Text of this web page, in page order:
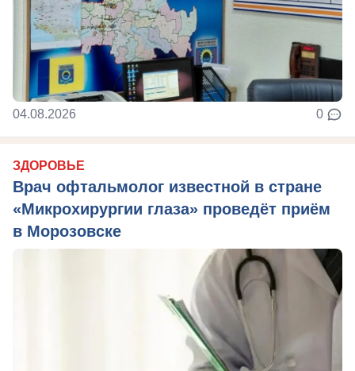
04.08.2026 0
ЗДОРОВЬЕ
Врач офтальмолог известной в стране
«Микрохирургии глаза» проведёт приём
в Морозовске